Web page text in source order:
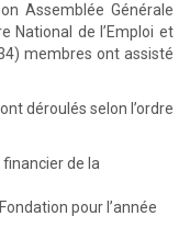
Assemblée Générale
National de l’Emploi et
membres ont assisté
déroulés selon l’ordre
de la
pour l’année